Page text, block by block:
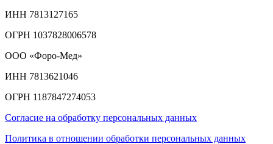
ИНН 7813127165
ОГРН 1037828006578
ООО «Форо-Мед»
ИНН 7813621046
ОГРН 1187847274053
Согласие на обработку персональных данных
Политика в отношении обработки персональных данных